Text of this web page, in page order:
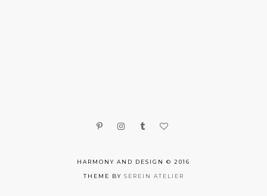
HARMONY AND DESIGN © 2016
THEME BY SEREIN ATELIER